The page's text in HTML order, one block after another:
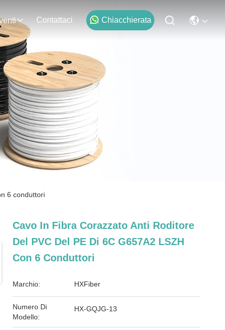
Contattaci Chiacchierata
6 conduttori
Cavo In Fibra Corazzato Anti Roditore
Del PVC Del PE Di 6C G657A2 LSZH
Con 6 Conduttori
Marchio: HXFiber
Numero Di
Modello:
HX-GQJG-13